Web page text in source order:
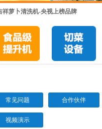
祥萝卜清洗机-央视上榜品牌
常见问题 合作伙伴
视频演示